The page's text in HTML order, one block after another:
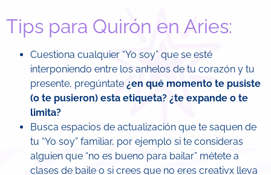
Tips para Quirón en Aries:
Cuestiona cualquier “Yo soy” que se esté
interponiendo entre los anhelos de tu corazón y tu
presente, pregúntate ¿en qué momento te pusiste
(o te pusieron) esta etiqueta? ¿te expande o te
limita?
Busca espacios de actualización que te saquen de
tu “Yo soy” familiar, por ejemplo si te consideras
alguien que “no es bueno para bailar” métete a
clases de baile o si crees que no eres creativx lleva